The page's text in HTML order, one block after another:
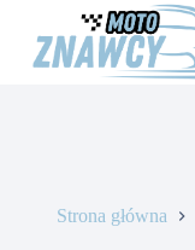
Strona główna